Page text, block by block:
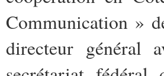
Communication »
directeur général